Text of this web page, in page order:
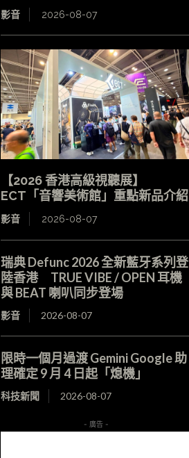
影音 2026-08-07
【2026 香港高級視聽展】
ECT「音響美術館」重點新品介紹
影音 2026-08-07
瑞典 Defunc 2026 全新藍牙系列登
陸香港 TRUE VIBE / OPEN 耳機
與 BEAT 喇叭同步登場
影音 2026-08-07
限時一個月過渡 Gemini Google 助
理確定 9 月 4 日起「熄機」
科技新聞 2026-08-07
- 廣告 -